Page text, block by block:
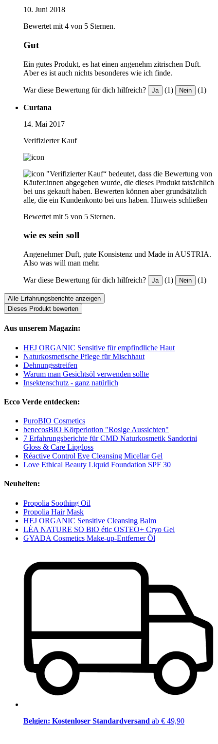
10. Juni 2018
Bewertet mit 4 von 5 Sternen.
Gut
Ein gutes Produkt, es hat einen angenehm zitrischen Duft.
Aber es ist auch nichts besonderes wie ich finde.
War diese Bewertung für dich hilfreich? Ja (1) Nein (1)
Curtana
14. Mai 2017
Verifizierter Kauf
"Verifizierter Kauf“ bedeutet, dass die Bewertung von
Käufer:innen abgegeben wurde, die dieses Produkt tatsächlich
bei uns gekauft haben. Bewerten können aber grundsätzlich
alle, die ein Kundenkonto bei uns haben. Hinweis schließen
Bewertet mit 5 von 5 Sternen.
wie es sein soll
Angenehmer Duft, gute Konsistenz und Made in AUSTRIA.
Also was will man mehr.
War diese Bewertung für dich hilfreich? Ja (1) Nein (1)
Alle Erfahrungsberichte anzeigen
Dieses Produkt bewerten
Aus unserem Magazin:
HEJ ORGANIC Sensitive für empfindliche Haut
Naturkosmetische Pflege für Mischhaut
Dehnungsstreifen
Warum man Gesichtsöl verwenden sollte
Insektenschutz - ganz natürlich
Ecco Verde entdecken:
PuroBIO Cosmetics
benecosBIO Körperlotion "Rosige Aussichten"
7 Erfahrungsberichte für CMD Naturkosmetik Sandorini
Gloss & Care Lipgloss
Réactive Control Eye Cleansing Micellar Gel
Love Ethical Beauty Liquid Foundation SPF 30
Neuheiten:
Propolia Soothing Oil
Propolia Hair Mask
HEJ ORGANIC Sensitive Cleansing Balm
LÉA NATURE SO BiO étic OSTEO+ Cryo Gel
GYADA Cosmetics Make-up-Entferner Öl
Belgien: Kostenloser Standardversand ab € 49,90